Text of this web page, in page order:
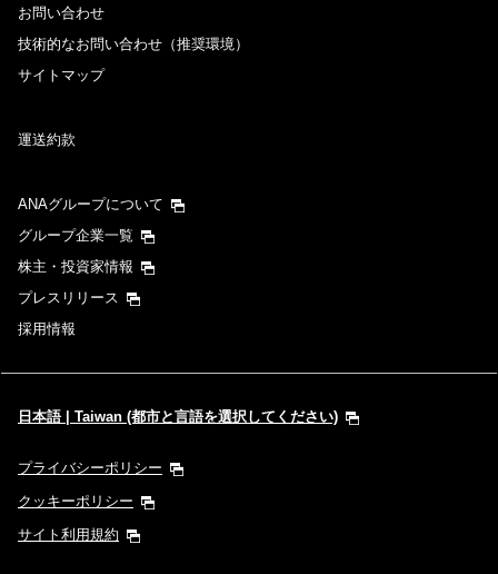
お問い合わせ
技術的なお問い合わせ（推奨環境）
サイトマップ
運送約款
ANAグループについて
グループ企業一覧
株主・投資家情報
プレスリリース
採用情報
日本語 | Taiwan (都市と言語を選択してください)
プライバシーポリシー
クッキーポリシー
サイト利用規約